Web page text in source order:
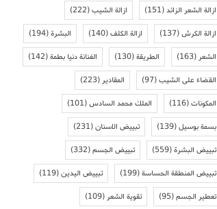
ازالة الشعر الزائد(151) ازالة الشيب(222)
ازالة الكرش(137) ازالة الكلف(140) البشرة(194)
الشعر(163) الطريقة(130) الفنانة دنيا بطمة(142)
القضاء على الشيب(97) المقادير(223)
المكونات(116) الملك محمد السادس(101)
بسمة بوسيل(139) تبييض الاسنان(231)
تبييض البشرة(559) تبييض الجسم(332)
تبييض المنطقة الحساسة(199) تبييض اليدين(119)
تعطير الجسم(95) تقوية الشعر(109)